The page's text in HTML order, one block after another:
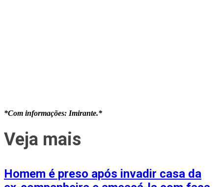
*Com informações: Imirante.*
Veja mais
Homem é preso após invadir casa da